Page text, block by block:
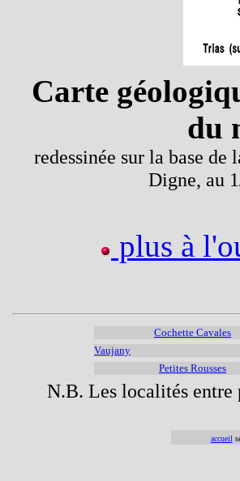
Carte
du
redessinée sur la base
Digne, au
plus à
Cochette Cavales
Vaujany
Petites Rousses
N.B. Les localités entre
accueil